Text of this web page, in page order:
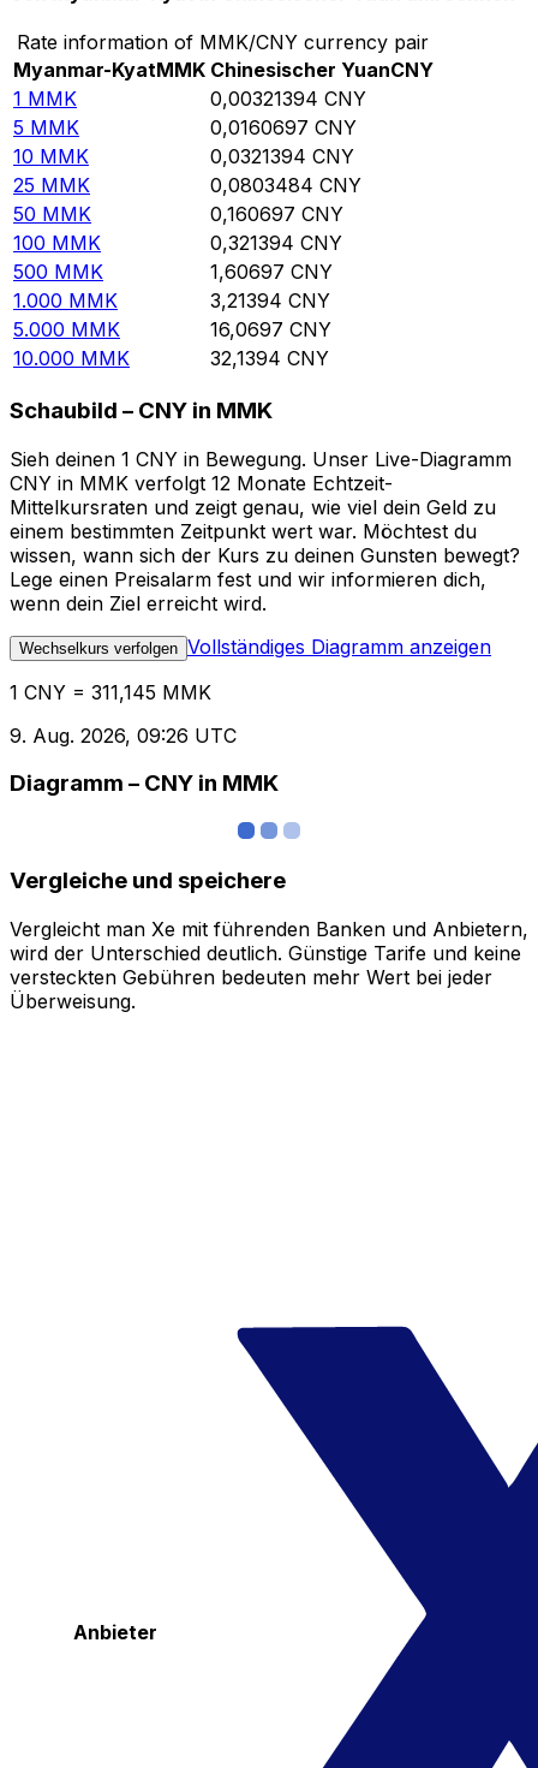
Rate information of MMK/CNY currency pair
Myanmar-KyatMMK Chinesischer YuanCNY
1 MMK 0,00321394 CNY
5 MMK 0,0160697 CNY
10 MMK 0,0321394 CNY
25 MMK 0,0803484 CNY
50 MMK 0,160697 CNY
100 MMK 0,321394 CNY
500 MMK 1,60697 CNY
1.000 MMK 3,21394 CNY
5.000 MMK 16,0697 CNY
10.000 MMK 32,1394 CNY
Schaubild – CNY in MMK
Sieh deinen 1 CNY in Bewegung. Unser Live-Diagramm
CNY in MMK verfolgt 12 Monate Echtzeit-
Mittelkursraten und zeigt genau, wie viel dein Geld zu
einem bestimmten Zeitpunkt wert war. Möchtest du
wissen, wann sich der Kurs zu deinen Gunsten bewegt?
Lege einen Preisalarm fest und wir informieren dich,
wenn dein Ziel erreicht wird.
Wechselkurs verfolgen Vollständiges Diagramm anzeigen
1 CNY = 311,145 MMK
9. Aug. 2026, 09:26 UTC
Diagramm – CNY in MMK
Vergleiche und speichere
Vergleicht man Xe mit führenden Banken und Anbietern,
wird der Unterschied deutlich. Günstige Tarife und keine
versteckten Gebühren bedeuten mehr Wert bei jeder
Überweisung.
Anbieter